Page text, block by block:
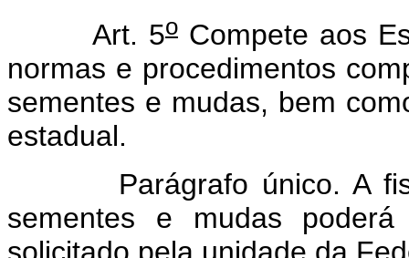
Art. 5oCompete aos
normas e procedimentos
sementes e mudas, bem
estadual.
Parágrafo único. A
sementes e mudas